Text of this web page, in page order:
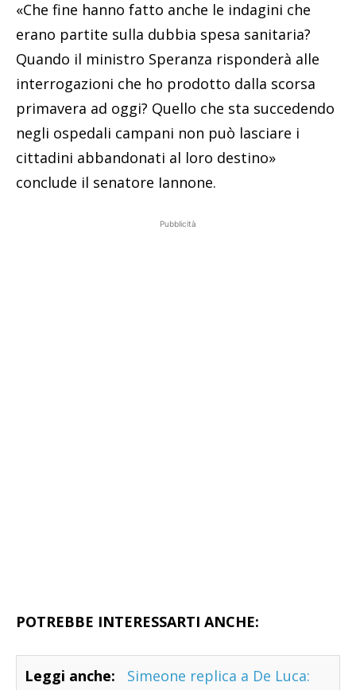
«Che fine hanno fatto anche le indagini che
erano partite sulla dubbia spesa sanitaria?
Quando il ministro Speranza risponderà alle
interrogazioni che ho prodotto dalla scorsa
primavera ad oggi? Quello che sta succedendo
negli ospedali campani non può lasciare i
cittadini abbandonati al loro destino»
conclude il senatore Iannone.
Pubblicità
POTREBBE INTERESSARTI ANCHE:
Leggi anche:
Simeone replica a De Luca: